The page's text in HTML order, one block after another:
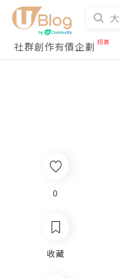
社群創作有價企劃
0
收藏